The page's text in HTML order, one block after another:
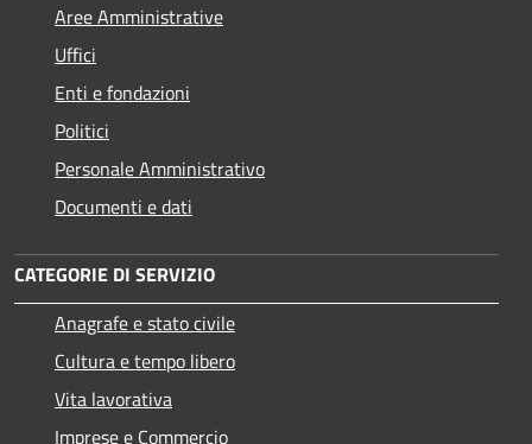
Aree Amministrative
Uffici
Enti e fondazioni
Politici
Personale Amministrativo
Documenti e dati
CATEGORIE DI SERVIZIO
Anagrafe e stato civile
Cultura e tempo libero
Vita lavorativa
Imprese e Commercio